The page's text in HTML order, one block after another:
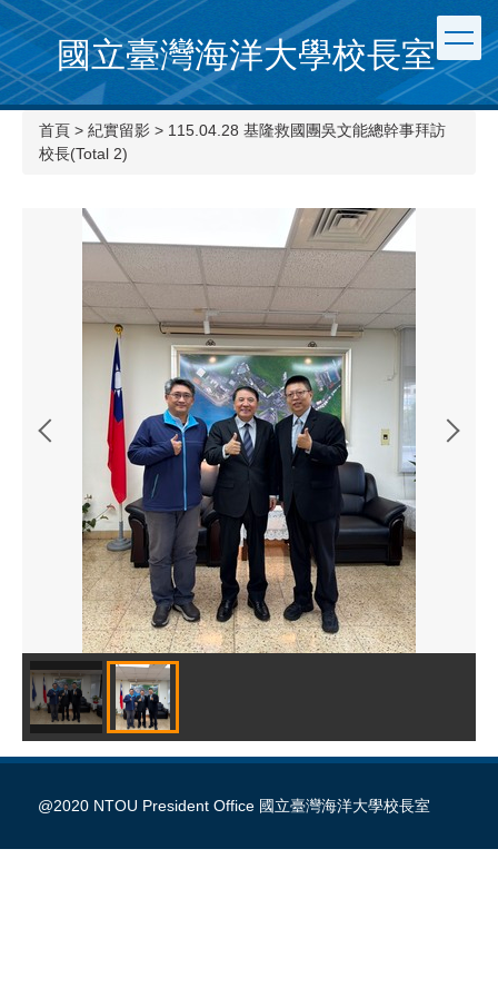
國立臺灣海洋大學校長室
首頁 > 紀實留影 > 115.04.28 基隆救國團吳文能總幹事拜訪
校長(Total 2)
@2020 NTOU President Office 國立臺灣海洋大學校長室